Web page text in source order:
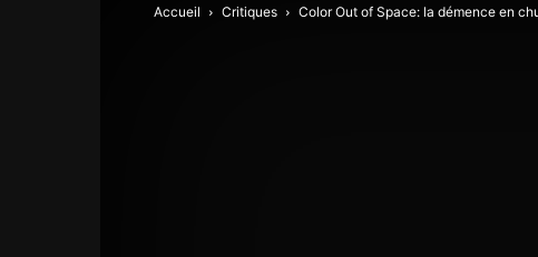
Accueil Critiques Color Out of Space: la démence en